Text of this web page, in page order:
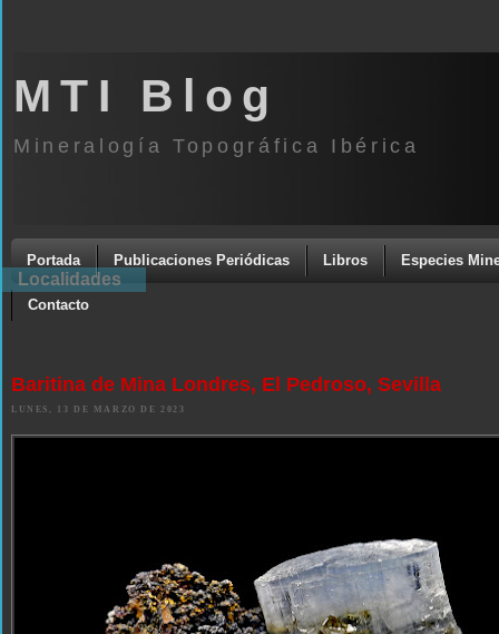
MTI Blog
Mineralogía Topográfica Ibérica
Portada Publicaciones Periódicas Libros Especies
Contacto
Baritina de Mina Londres, El Pedroso, Sevilla
LUNES, 13 DE MARZO DE 2023
Localidades